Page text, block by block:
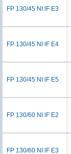
FP 130/45 NI lF E3
FP 130/45 NI lF E4
FP 130/45 NI lF E5
FP 130/60 NI lF E2
FP 130/60 NI lF E3